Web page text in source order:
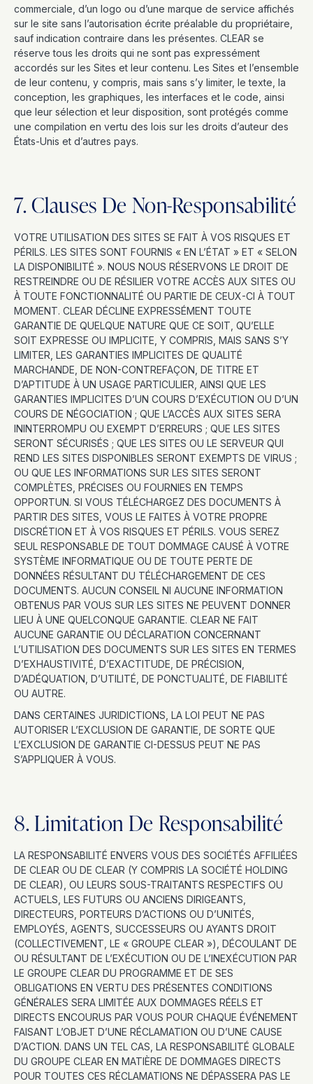
commerciale, d’un logo ou d’une marque de service affichés
sur le site sans l’autorisation écrite préalable du propriétaire,
sauf indication contraire dans les présentes. CLEAR se
réserve tous les droits qui ne sont pas expressément
accordés sur les Sites et leur contenu. Les Sites et l’ensemble
de leur contenu, y compris, mais sans s’y limiter, le texte, la
conception, les graphiques, les interfaces et le code, ainsi
que leur sélection et leur disposition, sont protégés comme
une compilation en vertu des lois sur les droits d’auteur des
États-Unis et d’autres pays.
7. Clauses De Non-Responsabilité
VOTRE UTILISATION DES SITES SE FAIT À VOS RISQUES ET
PÉRILS. LES SITES SONT FOURNIS « EN L’ÉTAT » ET « SELON
LA DISPONIBILITÉ ». NOUS NOUS RÉSERVONS LE DROIT DE
RESTREINDRE OU DE RÉSILIER VOTRE ACCÈS AUX SITES OU
À TOUTE FONCTIONNALITÉ OU PARTIE DE CEUX-CI À TOUT
MOMENT. CLEAR DÉCLINE EXPRESSÉMENT TOUTE
GARANTIE DE QUELQUE NATURE QUE CE SOIT, QU’ELLE
SOIT EXPRESSE OU IMPLICITE, Y COMPRIS, MAIS SANS S’Y
LIMITER, LES GARANTIES IMPLICITES DE QUALITÉ
MARCHANDE, DE NON-CONTREFAÇON, DE TITRE ET
D’APTITUDE À UN USAGE PARTICULIER, AINSI QUE LES
GARANTIES IMPLICITES D’UN COURS D’EXÉCUTION OU D’UN
COURS DE NÉGOCIATION ; QUE L’ACCÈS AUX SITES SERA
ININTERROMPU OU EXEMPT D’ERREURS ; QUE LES SITES
SERONT SÉCURISÉS ; QUE LES SITES OU LE SERVEUR QUI
REND LES SITES DISPONIBLES SERONT EXEMPTS DE VIRUS ;
OU QUE LES INFORMATIONS SUR LES SITES SERONT
COMPLÈTES, PRÉCISES OU FOURNIES EN TEMPS
OPPORTUN. SI VOUS TÉLÉCHARGEZ DES DOCUMENTS À
PARTIR DES SITES, VOUS LE FAITES À VOTRE PROPRE
DISCRÉTION ET À VOS RISQUES ET PÉRILS. VOUS SEREZ
SEUL RESPONSABLE DE TOUT DOMMAGE CAUSÉ À VOTRE
SYSTÈME INFORMATIQUE OU DE TOUTE PERTE DE
DONNÉES RÉSULTANT DU TÉLÉCHARGEMENT DE CES
DOCUMENTS. AUCUN CONSEIL NI AUCUNE INFORMATION
OBTENUS PAR VOUS SUR LES SITES NE PEUVENT DONNER
LIEU À UNE QUELCONQUE GARANTIE. CLEAR NE FAIT
AUCUNE GARANTIE OU DÉCLARATION CONCERNANT
L’UTILISATION DES DOCUMENTS SUR LES SITES EN TERMES
D’EXHAUSTIVITÉ, D’EXACTITUDE, DE PRÉCISION,
D’ADÉQUATION, D’UTILITÉ, DE PONCTUALITÉ, DE FIABILITÉ
OU AUTRE.
DANS CERTAINES JURIDICTIONS, LA LOI PEUT NE PAS
AUTORISER L’EXCLUSION DE GARANTIE, DE SORTE QUE
L’EXCLUSION DE GARANTIE CI-DESSUS PEUT NE PAS
S’APPLIQUER À VOUS.
8. Limitation De Responsabilité
LA RESPONSABILITÉ ENVERS VOUS DES SOCIÉTÉS AFFILIÉES
DE CLEAR OU DE CLEAR (Y COMPRIS LA SOCIÉTÉ HOLDING
DE CLEAR), OU LEURS SOUS-TRAITANTS RESPECTIFS OU
ACTUELS, LES FUTURS OU ANCIENS DIRIGEANTS,
DIRECTEURS, PORTEURS D’ACTIONS OU D’UNITÉS,
EMPLOYÉS, AGENTS, SUCCESSEURS OU AYANTS DROIT
(COLLECTIVEMENT, LE « GROUPE CLEAR »), DÉCOULANT DE
OU RÉSULTANT DE L’EXÉCUTION OU DE L’INEXÉCUTION PAR
LE GROUPE CLEAR DU PROGRAMME ET DE SES
OBLIGATIONS EN VERTU DES PRÉSENTES CONDITIONS
GÉNÉRALES SERA LIMITÉE AUX DOMMAGES RÉELS ET
DIRECTS ENCOURUS PAR VOUS POUR CHAQUE ÉVÉNEMENT
FAISANT L’OBJET D’UNE RÉCLAMATION OU D’UNE CAUSE
D’ACTION. DANS UN TEL CAS, LA RESPONSABILITÉ GLOBALE
DU GROUPE CLEAR EN MATIÈRE DE DOMMAGES DIRECTS
POUR TOUTES CES RÉCLAMATIONS NE DÉPASSERA PAS LE